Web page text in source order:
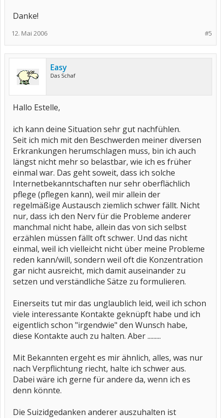
Danke!
#5
12. Mai 2006
Easy
Das Schaf
Hallo Estelle,
ich kann deine Situation sehr gut nachfühlen.
Seit ich mich mit den Beschwerden meiner diversen
Erkrankungen herumschlagen muss, bin ich auch
längst nicht mehr so belastbar, wie ich es früher
einmal war. Das geht soweit, dass ich solche
Internetbekanntschaften nur sehr oberflächlich
pflege (pflegen kann), weil mir allein der
regelmäßige Austausch ziemlich schwer fällt. Nicht
nur, dass ich den Nerv für die Probleme anderer
manchmal nicht habe, allein das von sich selbst
erzählen müssen fällt oft schwer. Und das nicht
einmal, weil ich vielleicht nicht über meine Probleme
reden kann/will, sondern weil oft die Konzentration
gar nicht ausreicht, mich damit auseinander zu
setzen und verständliche Sätze zu formulieren.
Einerseits tut mir das unglaublich leid, weil ich schon
viele interessante Kontakte geknüpft habe und ich
eigentlich schon "irgendwie" den Wunsch habe,
diese Kontakte auch zu halten. Aber .........
Mit Bekannten ergeht es mir ähnlich, alles, was nur
nach Verpflichtung riecht, halte ich schwer aus.
Dabei wäre ich gerne für andere da, wenn ich es
denn könnte.
Die Suizidgedanken anderer auszuhalten ist